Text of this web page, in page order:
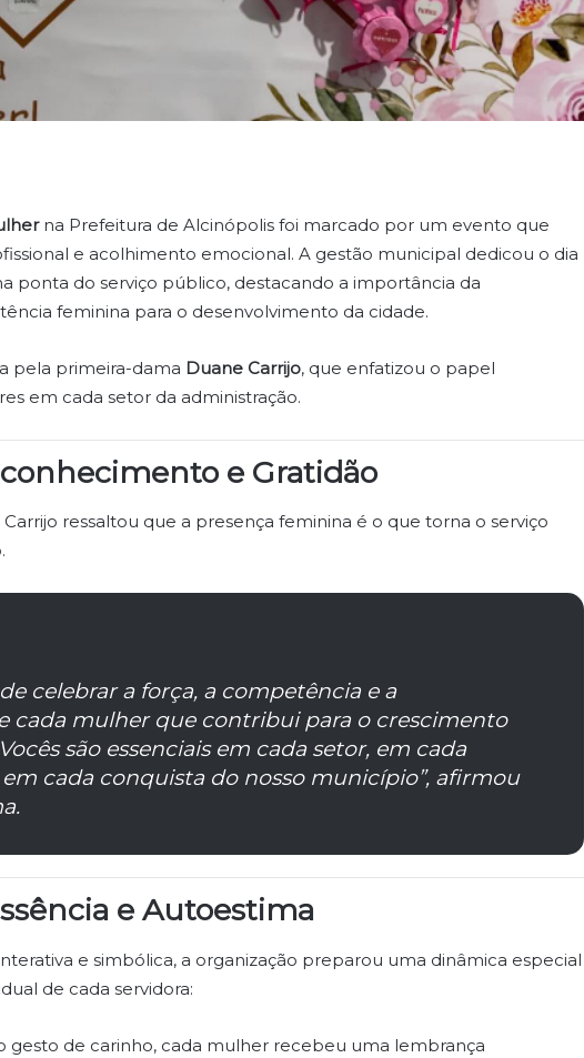
na Prefeitura de Alcinópolis foi marcado por um evento que
e acolhimento emocional. A gestão municipal dedicou o dia
ponta do serviço público, destacando a importância da
feminina para o desenvolvimento da cidade.
pela primeira-dama Duane Carrijo, que enfatizou o papel
em cada setor da administração.
e Gratidão
ressaltou que a presença feminina é o que torna o serviço
celebrar a força, a competência e a
cada mulher que contribui para o crescimento
são essenciais em cada setor, em cada
cada conquista do nosso município”, afirmou
e Autoestima
e simbólica, a organização preparou uma dinâmica especial
de cada servidora:
gesto de carinho, cada mulher recebeu uma lembrança